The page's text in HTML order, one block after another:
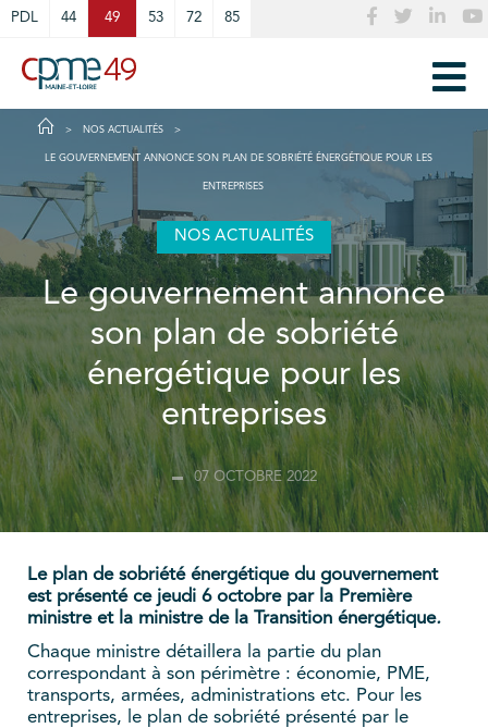
PDL 44 49 53 72 85
NOS ACTUALITÉS
LE GOUVERNEMENT ANNONCE SON PLAN DE SOBRIÉTÉ ÉNERGÉTIQUE POUR LES
ENTREPRISES
NOS ACTUALITÉS
Le gouvernement annonce
son plan de sobriété
énergétique pour les
entreprises
07 OCTOBRE 2022
Le plan de sobriété énergétique du gouvernement
est présenté ce jeudi 6 octobre par la Première
ministre et la ministre de la Transition énergétique.
Chaque ministre détaillera la partie du plan
correspondant à son périmètre : économie, PME,
transports, armées, administrations etc. Pour les
entreprises, le plan de sobriété présenté par le
Cookies management panel